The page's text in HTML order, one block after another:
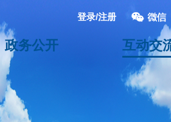
登录/注册
政务公开 互动交